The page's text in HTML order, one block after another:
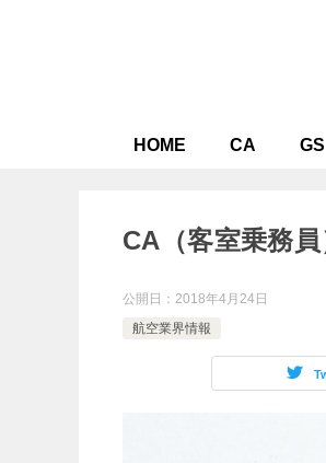
HOME CA GS
CA（客室乗務
公開日： 2018年4月24日
航空業界情報